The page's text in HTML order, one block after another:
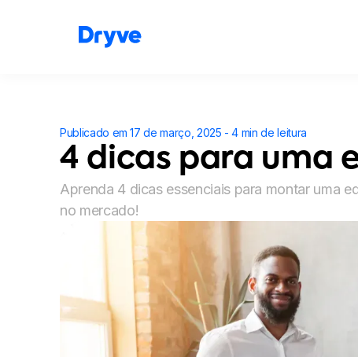
Publicado em 17 de março, 2025 - 4 min de leitura
4 dicas para uma
Aprenda 4 dicas essenciais para montar uma
no mercado!